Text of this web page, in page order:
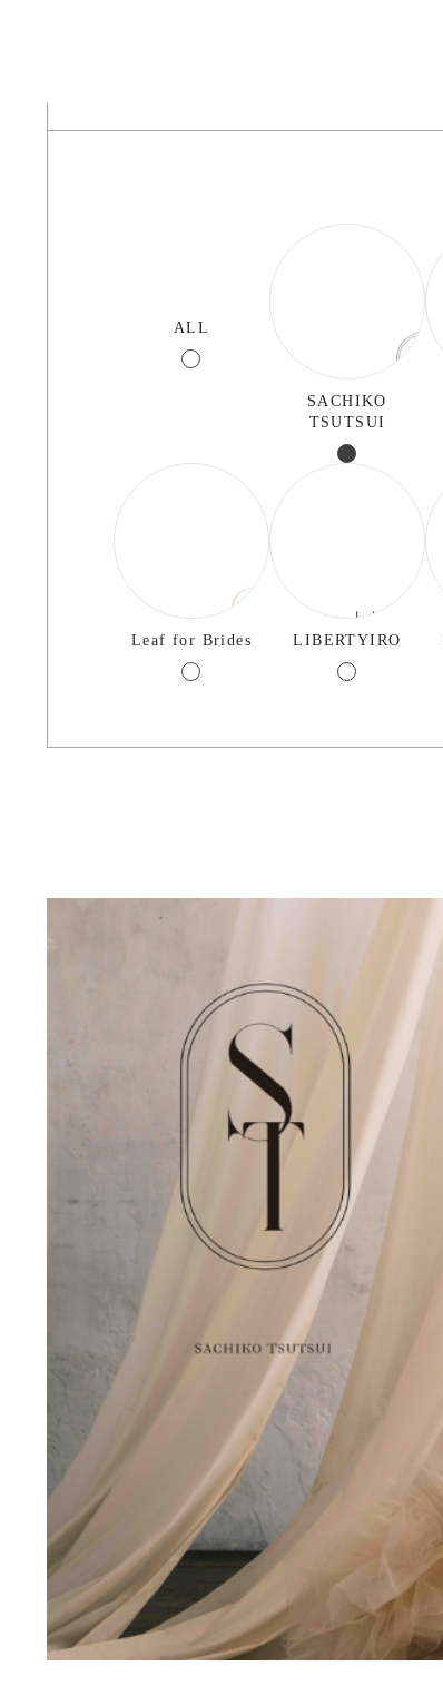
ALL
SACHIKO
TSUTSUI
Leaf for Brides LIBERTYIRO